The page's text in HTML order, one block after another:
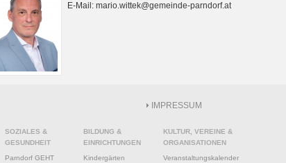
E-Mail: mario.wittek@gemeinde-parndorf.at
IMPRESSUM
SOZIALES &
GESUNDHEIT
Parndorf GEHT
BILDUNG &
EINRICHTUNGEN
Kindergärten
KULTUR, VEREINE &
ORGANISATIONEN
Veranstaltungskalender